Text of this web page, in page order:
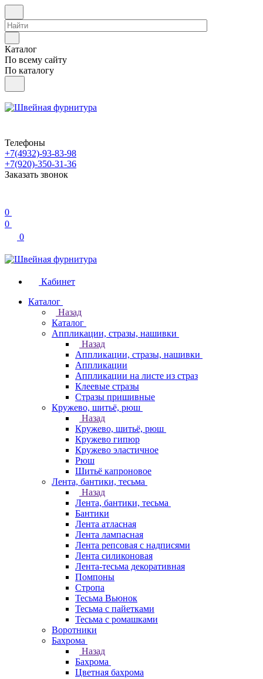
Каталог
По всему сайту
По каталогу
Телефоны
+7(4932)-93-83-98
+7(920)-350-31-36
Заказать звонок
0
0
0
Кабинет
Каталог
Назад
Каталог
Аппликации, стразы, нашивки
Назад
Аппликации, стразы, нашивки
Аппликации
Аппликации на листе из страз
Клеевые стразы
Стразы пришивные
Кружево, шитьё, рюш
Назад
Кружево, шитьё, рюш
Кружево гипюр
Кружево эластичное
Рюш
Шитьё капроновое
Лента, бантики, тесьма
Назад
Лента, бантики, тесьма
Бантики
Лента атласная
Лента лампасная
Лента репсовая с надписями
Лента силиконовая
Лента-тесьма декоративная
Помпоны
Стропа
Тесьма Вьюнок
Тесьма с пайетками
Тесьма с ромашками
Воротники
Бахрома
Назад
Бахрома
Цветная бахрома